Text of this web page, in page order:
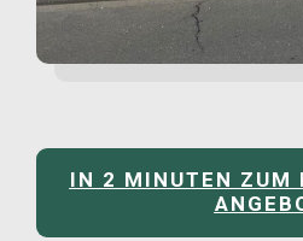
IN 2 MINUTEN ZUM